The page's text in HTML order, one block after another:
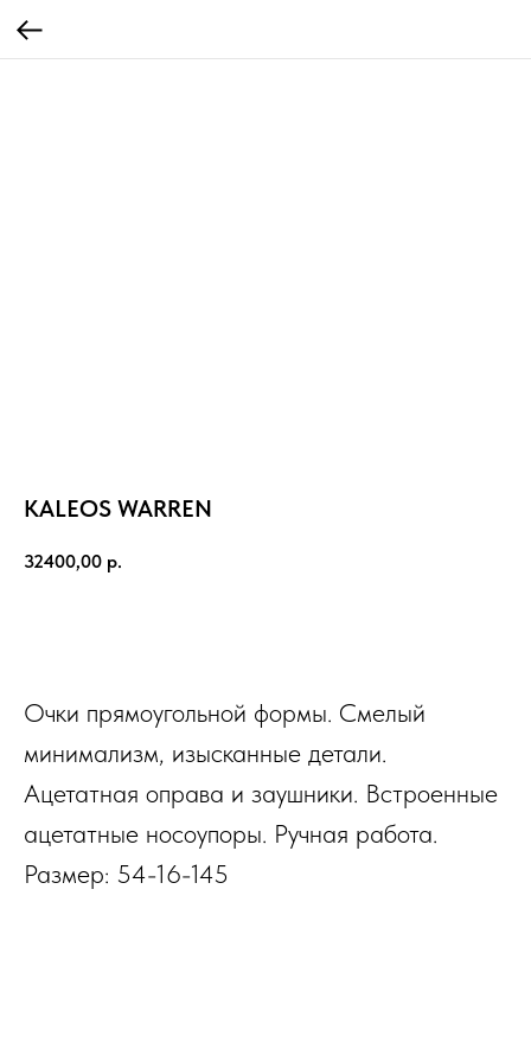
KALEOS WARREN
32400,00 р.
Очки прямоугольной формы. Смелый
минимализм, изысканные детали.
Ацетатная оправа и заушники. Встроенные
ацетатные носоупоры. Ручная работа.
Размер: 54-16-145